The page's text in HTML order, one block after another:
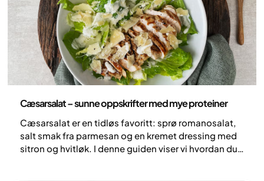
Cæsarsalat – sunne oppskrifter med mye proteiner
Cæsarsalat er en tidløs favoritt: sprø romanosalat,
salt smak fra parmesan og en kremet dressing med
sitron og hvitløk. I denne guiden viser vi hvordan du